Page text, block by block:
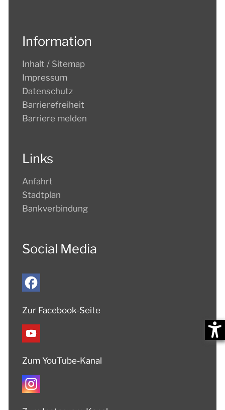
Information
Inhalt / Sitemap
Impressum
Datenschutz
Barrierefreiheit
Barriere melden
Links
Anfahrt
Stadtplan
Bankverbindung
Social Media
Zur Facebook-Seite
Zum YouTube-Kanal